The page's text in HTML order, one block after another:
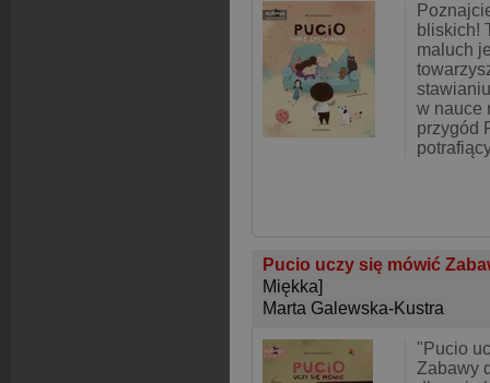
bliskich!
maluch
w nauce
przygód
Pucio uczy się mówić
Miękka]
Marta Galewska-Kustra
"Pucio
Zabawy